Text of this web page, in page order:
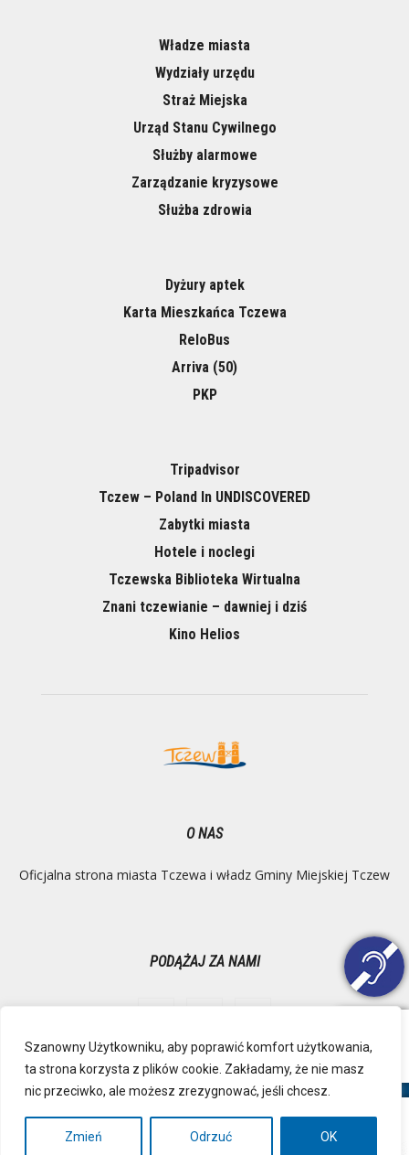
Szanowny Użytkowniku, aby poprawić komfort użytkowania,
ta strona korzysta z plików cookie. Zakładamy, że nie masz
nic przeciwko, ale możesz zrezygnować, jeśli chcesz.
Zmień Odrzuć OK
Władze miasta
Wydziały urzędu
Straż Miejska
Urząd Stanu Cywilnego
Służby alarmowe
Zarządzanie kryzysowe
Służba zdrowia
Dyżury aptek
Karta Mieszkańca Tczewa
ReloBus
Arriva (50)
PKP
Tripadvisor
Tczew – Poland In UNDISCOVERED
Zabytki miasta
Hotele i noclegi
Tczewska Biblioteka Wirtualna
Znani tczewianie – dawniej i dziś
Kino Helios
O NAS
Oficjalna strona miasta Tczewa i władz Gminy Miejskiej Tczew
PODĄŻAJ ZA NAMI
Ochrona danych osobowych
Inspektor Danych Osobowych
Polityka Prywatności
Deklaracja dostępności
RSS
Kontakt